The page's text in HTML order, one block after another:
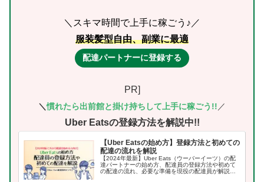
＼スキマ時間で上手に稼ごう♪／
服装髪型自由、副業に最適
配達パートナーに登録する
PR]
＼慣れたら出前館と掛け持ちして上手に稼ごう!! ／
Uber Eatsの登録方法を解説中!!
【Uber Eatsの始め方】登録方法と初めての
配達の流れを解説
【2024年最新】Uber Eats（ウーバーイーツ）の配
達パートナーの始め方、配達員の登録方法や初めて
の配達の流れ、必要な準備を現役の配達員が解説し